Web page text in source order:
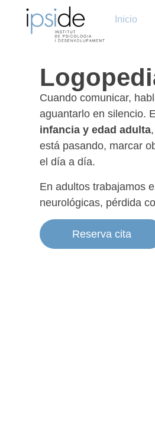
Inicio
Cuando comunicar,
aguantarlo en silencio.
infancia y edad adulta
está pasando, marcar
el día a día.
En adultos trabajamos
neurológicas, pérdida
Reserva cita